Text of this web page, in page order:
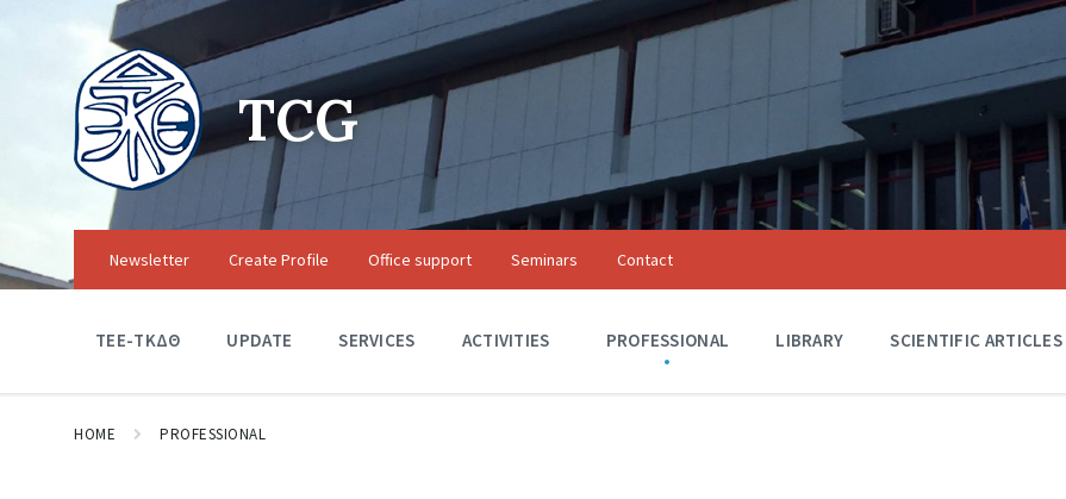
TCG
Newsletter Create Profile Office support Seminars Contact
TEE-ΤΚΔΘ UPDATE SERVICES ACTIVITIES PROFESSIONAL LIBRARY SCIENTIFIC ARTICLES
HOME PROFESSIONAL